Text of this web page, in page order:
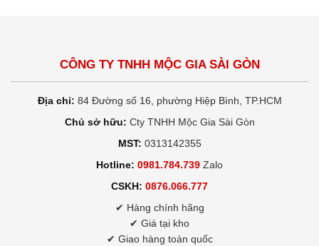
CÔNG TY TNHH MỘC GIA SÀI GÒN
Địa chỉ: 84 Đường số 16, phường Hiệp Bình, TP.HCM
Chủ sở hữu: Cty TNHH Mộc Gia Sài Gòn
MST: 0313142355
Hotline: 0981.784.739 Zalo
CSKH: 0876.066.777
✔ Hàng chính hãng
✔ Giá tại kho
✔ Giao hàng toàn quốc